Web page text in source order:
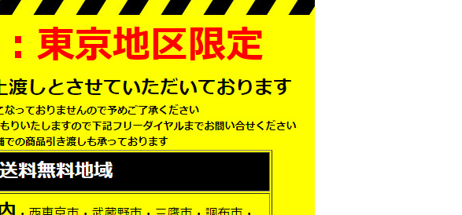
ス
ェ
ア
在
宅
グ
ラ
フ
ァ
イ